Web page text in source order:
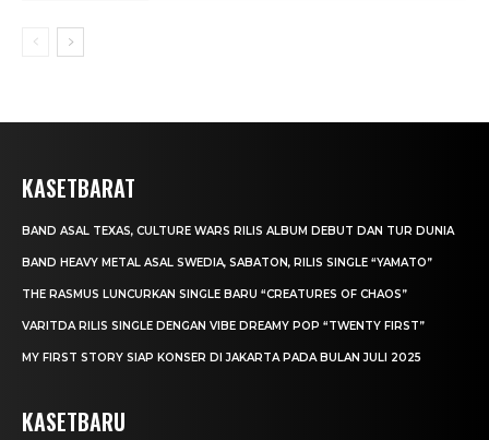
KASETBARAT
BAND ASAL TEXAS, CULTURE WARS RILIS ALBUM DEBUT DAN TUR DUNIA
BAND HEAVY METAL ASAL SWEDIA, SABATON, RILIS SINGLE “YAMATO”
THE RASMUS LUNCURKAN SINGLE BARU “CREATURES OF CHAOS”
VARITDA RILIS SINGLE DENGAN VIBE DREAMY POP “TWENTY FIRST”
MY FIRST STORY SIAP KONSER DI JAKARTA PADA BULAN JULI 2025
KASETBARU